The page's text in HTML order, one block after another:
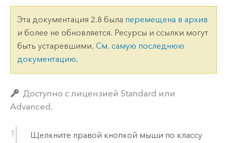
Эта документация 2.8 была перемещена в архив
и более не обновляется. Ресурсы и ссылки могут
быть устаревшими. См. самую последнюю
документацию.
Доступно с лицензией Standard или
Advanced.
Щелкните правой кнопкой мыши по классу